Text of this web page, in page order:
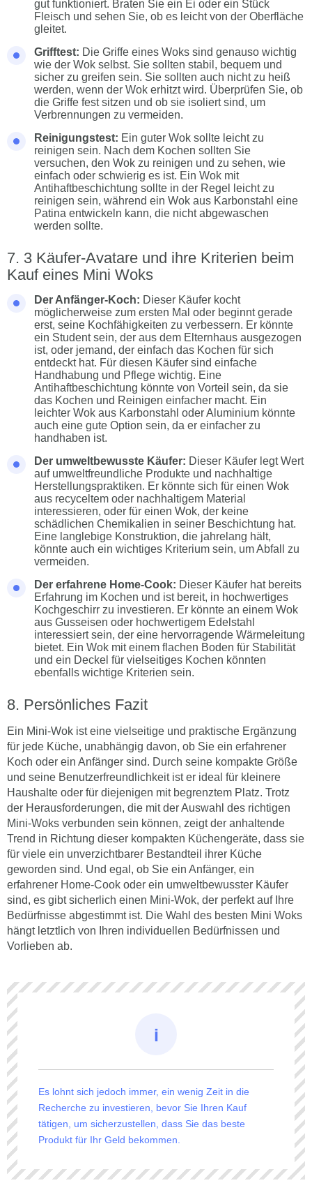
gut funktioniert. Braten Sie ein Ei oder ein Stück
Fleisch und sehen Sie, ob es leicht von der Oberfläche
gleitet.
Grifftest: Die Griffe eines Woks sind genauso wichtig
wie der Wok selbst. Sie sollten stabil, bequem und
sicher zu greifen sein. Sie sollten auch nicht zu heiß
werden, wenn der Wok erhitzt wird. Überprüfen Sie, ob
die Griffe fest sitzen und ob sie isoliert sind, um
Verbrennungen zu vermeiden.
Reinigungstest: Ein guter Wok sollte leicht zu
reinigen sein. Nach dem Kochen sollten Sie
versuchen, den Wok zu reinigen und zu sehen, wie
einfach oder schwierig es ist. Ein Wok mit
Antihaftbeschichtung sollte in der Regel leicht zu
reinigen sein, während ein Wok aus Karbonstahl eine
Patina entwickeln kann, die nicht abgewaschen
werden sollte.
3 Käufer-Avatare und ihre Kriterien beim
Kauf eines Mini Woks
Der Anfänger-Koch: Dieser Käufer kocht
möglicherweise zum ersten Mal oder beginnt gerade
erst, seine Kochfähigkeiten zu verbessern. Er könnte
ein Student sein, der aus dem Elternhaus ausgezogen
ist, oder jemand, der einfach das Kochen für sich
entdeckt hat. Für diesen Käufer sind einfache
Handhabung und Pflege wichtig. Eine
Antihaftbeschichtung könnte von Vorteil sein, da sie
das Kochen und Reinigen einfacher macht. Ein
leichter Wok aus Karbonstahl oder Aluminium könnte
auch eine gute Option sein, da er einfacher zu
handhaben ist.
Der umweltbewusste Käufer: Dieser Käufer legt Wert
auf umweltfreundliche Produkte und nachhaltige
Herstellungspraktiken. Er könnte sich für einen Wok
aus recyceltem oder nachhaltigem Material
interessieren, oder für einen Wok, der keine
schädlichen Chemikalien in seiner Beschichtung hat.
Eine langlebige Konstruktion, die jahrelang hält,
könnte auch ein wichtiges Kriterium sein, um Abfall zu
vermeiden.
Der erfahrene Home-Cook: Dieser Käufer hat bereits
Erfahrung im Kochen und ist bereit, in hochwertiges
Kochgeschirr zu investieren. Er könnte an einem Wok
aus Gusseisen oder hochwertigem Edelstahl
interessiert sein, der eine hervorragende Wärmeleitung
bietet. Ein Wok mit einem flachen Boden für Stabilität
und ein Deckel für vielseitiges Kochen könnten
ebenfalls wichtige Kriterien sein.
Persönliches Fazit
Ein Mini-Wok ist eine vielseitige und praktische Ergänzung
für jede Küche, unabhängig davon, ob Sie ein erfahrener
Koch oder ein Anfänger sind. Durch seine kompakte Größe
und seine Benutzerfreundlichkeit ist er ideal für kleinere
Haushalte oder für diejenigen mit begrenztem Platz. Trotz
der Herausforderungen, die mit der Auswahl des richtigen
Mini-Woks verbunden sein können, zeigt der anhaltende
Trend in Richtung dieser kompakten Küchengeräte, dass sie
für viele ein unverzichtbarer Bestandteil ihrer Küche
geworden sind. Und egal, ob Sie ein Anfänger, ein
erfahrener Home-Cook oder ein umweltbewusster Käufer
sind, es gibt sicherlich einen Mini-Wok, der perfekt auf Ihre
Bedürfnisse abgestimmt ist. Die Wahl des besten Mini Woks
hängt letztlich von Ihren individuellen Bedürfnissen und
Vorlieben ab.
Es lohnt sich jedoch immer, ein wenig Zeit in die
Recherche zu investieren, bevor Sie Ihren Kauf
tätigen, um sicherzustellen, dass Sie das beste
Produkt für Ihr Geld bekommen.